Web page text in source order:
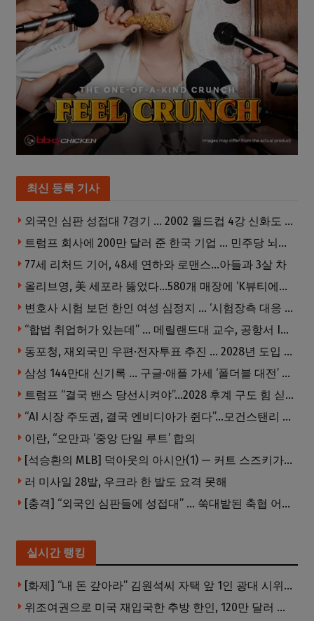
최신 등록 기사
외국인 심판 성접대 7경기 … 2002 월드컵 4강 신화도 흔들
트럼프 회사에 200만 달러 준 한국 기업 … 민주당 뇌물의혹 조사
77세 리처드 기어, 48세 연하와 로맨스…아들과 3살 차
올리브영, 美 세포라 뚫었다…580개 매장에 ‘K뷰티에딧’ 론칭
변호사 시험 보던 한인 여성 심정지 … ‘시험장측 대응 부적절’ 소송
“합법 취업허가 있는데” … 메릴랜드대 교수, 공항서 ICE에 체포, 구금 중
동포청, 재외국민 우편·전자투표 추진 … 2028년 도입 목표
삼성 144만대 신기록 … 구글·애플 가세 ‘폴더블 대전’ 열린다
트럼프 “결국 밴스 당선시켜야”…2028 후계 구도 힘 싣나
“AI 시장 주도권, 결국 엔비디아가 쥔다”…모건스탠리 장담
이란, “오만과 ‘중앙 단일 루트’ 합의
[석승환의 MLB] 덕아웃의 아시안(1) — 커트 스즈키가 우리에게 묻는 것
러 미사일 28발, 우크라 한 발도 요격 못해
[충격] “외국인 심판들에 성접대” … 쑥대밭된 축협 어디까지 추락하나
실시간 랭킹
[화제] “내 돈 갚아라” 김원석씨 자택 앞 1인 광대 시위 … 한인 투자사, “108만 달러 못받아”
위조여권으로 미국 재입국한 추방 한인, 120만 달러 은행 사기 행각